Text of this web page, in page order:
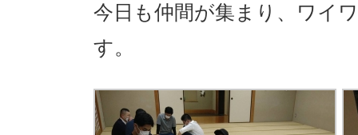
今日も仲間が集まり、ワイ
す。